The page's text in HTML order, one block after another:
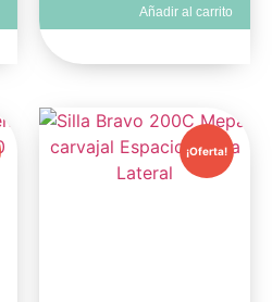
Añadir al carrito
¡Oferta!